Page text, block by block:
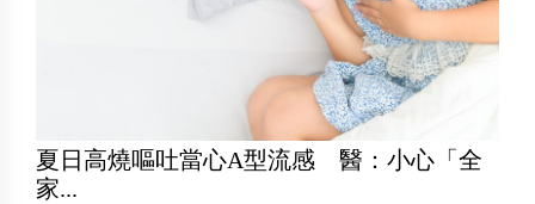
夏日高燒嘔吐當心A型流感 醫：小心「全
家...